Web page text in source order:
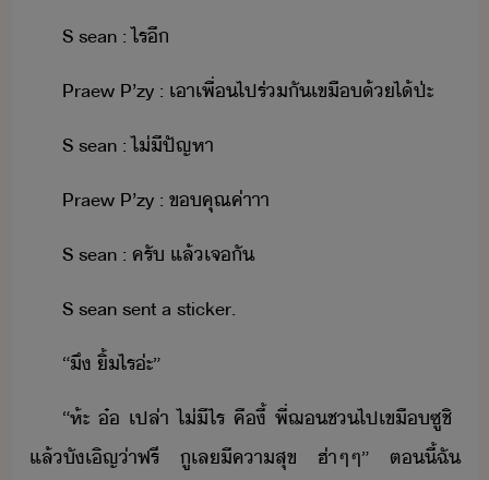
S​ ​sean​ ​:​ ​ไร​ี
Praew​ ​P​’​zy​ ​:​ ​เา​เพื่​ไปร​่​ั​เขื​้​ไ้​ป่ะ
S​ ​sean​ ​:​ ​ไ่ีปัญหา
Praew​ ​P​’​zy​ ​:​ ​ขคุณ​ค่าาา
S​ ​sean​ ​:​ ​ครั​ ​แล้​เจั
S​ ​sean​ ​sent​ ​a​ ​sticker.
“​ึ​ ​ิ้​ไร​่ะ​”
“ห​้ะ​ ​๋​ ​เปล่า​ ​ไ่ี​ไร​ ​คื​ี้​ ​พี่​ฌ​ช​ไป​เขื​ซู​ชิ​ ​
แล้​ัเิญ​่า​ฟรี​ ​ู​เล​ีคาสุข​ ​ฮ่า​ๆ​ๆ​”​ ​ตี้​ฉั​